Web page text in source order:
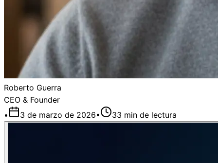
Roberto Guerra
CEO & Founder
•
3 de marzo de 2026• 33 min de lectura